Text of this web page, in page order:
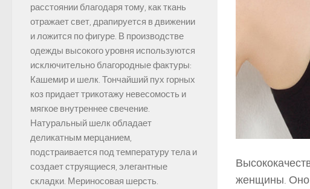
женщины. Оно
расстоянии благодаря тому, как ткань
отражает свет, драпируется в движении
и ложится по фигуре. В производстве
одежды высокого уровня используются
исключительно благородные фактуры:
Кашемир и шелк. Тончайший пух горных
коз придает трикотажу невесомость и
мягкое внутреннее свечение.
Натуральный шелк обладает
деликатным мерцанием,
подстраивается под температуру тела и
создает струящиеся, элегантные
складки. Мериносовая шерсть.